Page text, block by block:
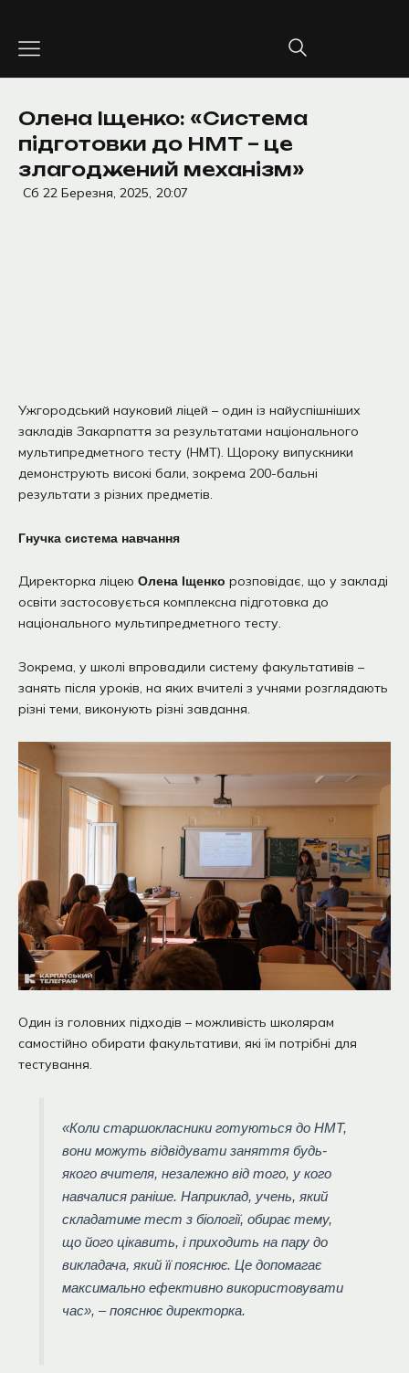
вмісту
Олена Іщенко: «Система
підготовки до НМТ – це
злагоджений механізм»
Сб 22 Березня, 2025, 20:07
Ужгородський науковий ліцей – один із найуспішніших
закладів Закарпаття за результатами національного
мультипредметного тесту (НМТ). Щороку випускники
демонструють високі бали, зокрема 200-бальні
результати з різних предметів.
Гнучка система навчання
Директорка ліцею Олена Іщенко розповідає, що у закладі
освіти застосовується комплексна підготовка до
національного мультипредметного тесту.
Зокрема, у школі впровадили систему факультативів –
занять після уроків, на яких вчителі з учнями розглядають
різні теми, виконують різні завдання.
Один із головних підходів – можливість школярам
самостійно обирати факультативи, які їм потрібні для
тестування.
«Коли старшокласники готуються до НМТ,
вони можуть відвідувати заняття будь-
якого вчителя, незалежно від того, у кого
навчалися раніше. Наприклад, учень, який
складатиме тест з біології, обирає тему,
що його цікавить, і приходить на пару до
викладача, який її пояснює. Це допомагає
максимально ефективно використовувати
час», – пояснює директорка.